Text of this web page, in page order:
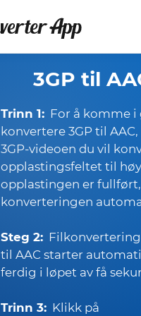
3GP til
Trinn 1: For å komme i
konvertere 3GP til
3GP-videoen du vil
opplastingsfeltet til
opplastingen er
konverteringen
Steg 2:
til AAC starter
ferdig i løpet av få
Trinn 3: Klikk på